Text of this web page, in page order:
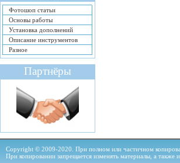
Фотошоп статьи
Основы работы
Установка дополнений
Описание инструментов
Разное
Партнёры
Copyright © 2009-2020. При полном или частичном
При копировании запрещается изменять материалы, а также